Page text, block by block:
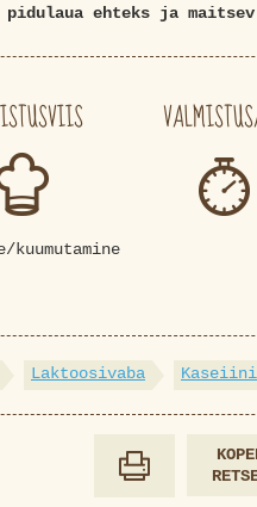
ehteks ja maitsev
kuumutamine
Laktoosivaba